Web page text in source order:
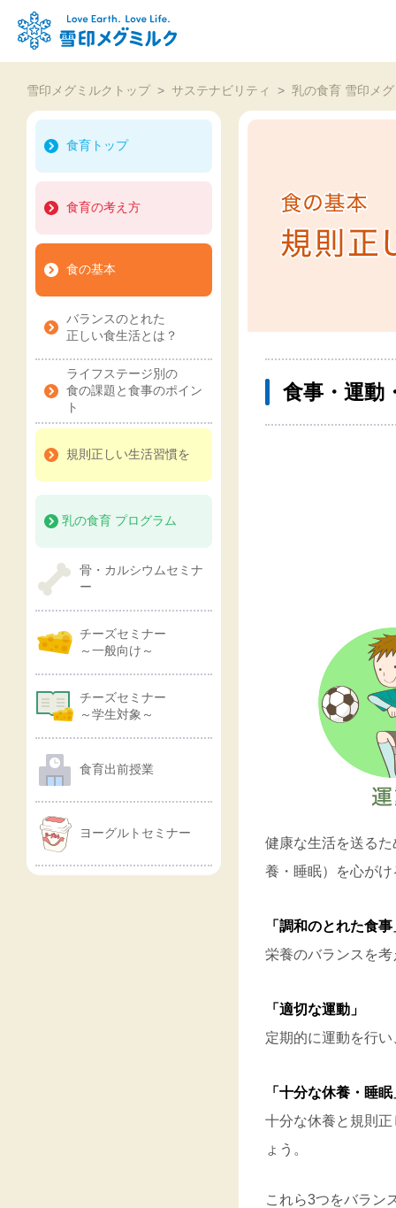
雪印メグミルクトップ > サステナビリティ > 乳の食育 雪印メ
食育トップ
食育の考え方
食の基本
バランスのとれた
正しい食生活とは？
ライフステージ別の
食の課題と食事のポイン
ト
規則正しい生活習慣を
乳の食育 プログラム
骨・カルシウムセミナ
ー
チーズセミナー
～一般向け～
チーズセミナー
～学生対象～
食育出前授業
ヨーグルトセミナー
食事・運動
健康な生活を送る
養・睡眠）を心が
「調和のとれた食事
栄養のバランスを
「適切な運動」
定期的に運動を行
「十分な休養・睡眠
十分な休養と規則
ょう。
これら3つをバラン